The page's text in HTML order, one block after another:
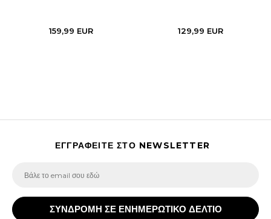
159,99 EUR 129,99 EUR
ΕΓΓΡΑΦΕΙΤΕ ΣΤΟ NEWSLETTER
ΣΥΝΔΡΟΜΗ ΣΕ ΕΝΗΜΕΡΩΤΙΚΟ ΔΕΛΤΙΟ